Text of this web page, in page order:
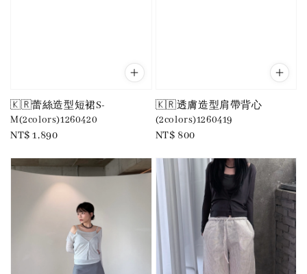
🇰🇷蕾絲造型短裙S-
M(2colors)1260420
Regular
NT$ 1,890
🇰🇷透膚造型肩帶背心
(2colors)1260419
Regular
NT$ 800